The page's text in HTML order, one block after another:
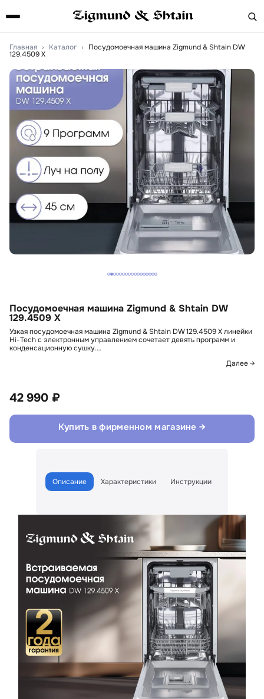
Главная › Каталог › Посудомоечная машина Zigmund & Shtain DW
129.4509 X
Посудомоечная машина Zigmund & Shtain DW
129.4509 X
Узкая посудомоечная машина Zigmund & Shtain DW 129.4509 X линейки
Hi-Tech с электронным управлением сочетает девять программ и
конденсационную сушку.…
Далее →
42 990 ₽
Купить в фирменном магазине →
Описание Характеристики Инструкции